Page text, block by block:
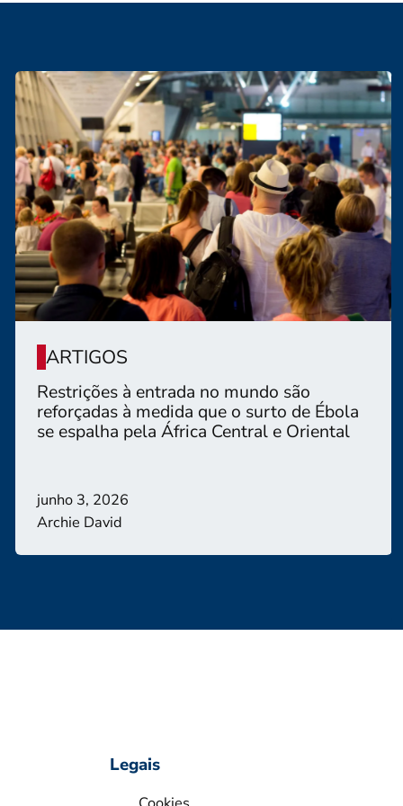
ARTIGOS
Restrições à entrada no mundo são
reforçadas à medida que o surto de Ébola
se espalha pela África Central e Oriental
junho 3, 2026
Archie David
Legais